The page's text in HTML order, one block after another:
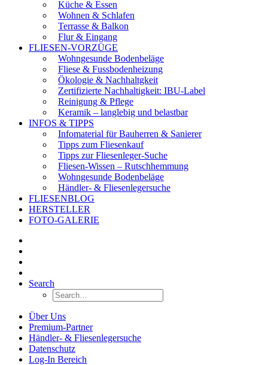
Küche & Essen
Wohnen & Schlafen
Terrasse & Balkon
Flur & Eingang
FLIESEN-VORZÜGE
Wohngesunde Bodenbeläge
Fliese & Fussbodenheizung
Ökologie & Nachhaltgkeit
Zertifizierte Nachhaltigkeit: IBU-Label
Reinigung & Pflege
Keramik – langlebig und belastbar
INFOS & TIPPS
Infomaterial für Bauherren & Sanierer
Tipps zum Fliesenkauf
Tipps zur Fliesenleger-Suche
Fliesen-Wissen – Rutschhemmung
Wohngesunde Bodenbeläge
Händler- & Fliesenlegersuche
FLIESENBLOG
HERSTELLER
FOTO-GALERIE
Search
Über Uns
Premium-Partner
Händler- & Fliesenlegersuche
Datenschutz
Log-In Bereich